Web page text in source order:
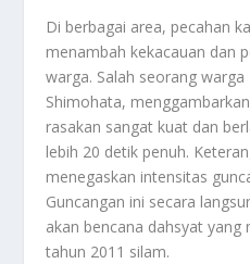
Di berbagai area, pecahan
menambah kekacauan dan
warga. Salah seorang
Shimohata,
rasakan sangat kuat dan
lebih 20 detik penuh.
menegaskan intensitas
Guncangan ini secara
akan bencana dahsyat yang
tahun 2011 silam.